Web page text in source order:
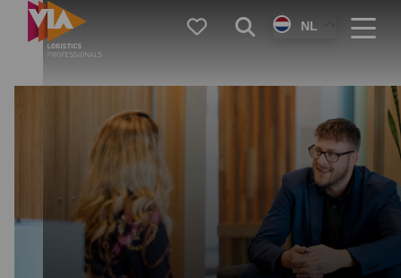
VIA
Logistics
FavorietenZoekenNL